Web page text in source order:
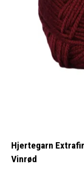
Hjertegarn
Vinrød